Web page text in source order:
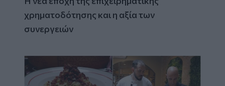
χρηματοδότησης και η αξία των
συνεργειών